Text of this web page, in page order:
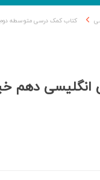
کتاب کمک درسی متوسطه دوم
انگلیسی دهم